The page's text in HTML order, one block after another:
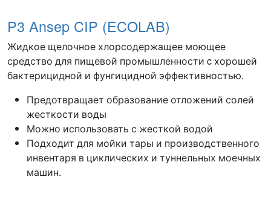
P3 Ansep CIP (ECOLAB)
Жидкое щелочное хлорсодержащее моющее
средство для пищевой промышленности c хорошей
бактерицидной и фунгицидной эффективностью.
Предотвращает образование отложений солей
жесткости воды
Можно использовать с жесткой водой
Подходит для мойки тары и производственного
инвентаря в циклических и туннельных моечных
машин.